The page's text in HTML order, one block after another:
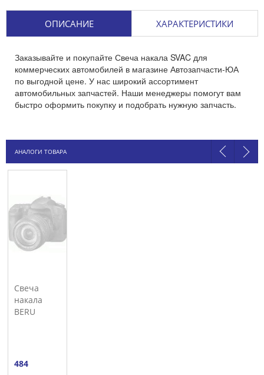
ОПИСАНИЕ ХАРАКТЕРИСТИКИ
Заказывайте и покупайте Свеча накала SVAC для
коммерческих автомобилей в магазине Автозапчасти-ЮА
по выгодной цене. У нас широкий ассортимент
автомобильных запчастей. Наши менеджеры помогут вам
быстро оформить покупку и подобрать нужную запчасть.
АНАЛОГИ ТОВАРА
Свеча
накала
BERU
484